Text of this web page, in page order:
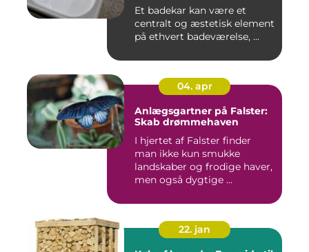
Et badekar kan være et
centralt og æstetisk element
på ethvert badeværelse, ...
04. apr
Anlægsgartner på Falster:
Skab drømmehaven
I hjertet af Falster finder
man ikke kun smukke
landskaber og frodige haver,
men også dygtige ...
22. jan